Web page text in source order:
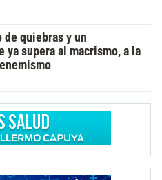
quiebras y un
supera al macrismo, a la